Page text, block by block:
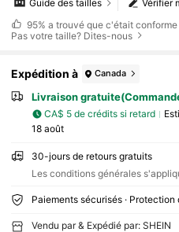
Vérifier
Guide des tailles
95% a trouvé que c'était
Pas votre taille? Dites-nous
Expédition à Canada
Livraison
CA$ 5 de crédits si retard
18 août
30-jours de retours gratuits
Les conditions générales
Paiements sécurisés ·
Vendu par & Expédié par: SHEIN